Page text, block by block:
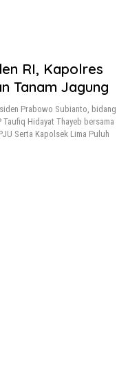
RI, Kapolres
Tanam Jagung
Prabowo Subianto, bidang
Hidayat Thayeb bersama
Serta Kapolsek Lima Puluh